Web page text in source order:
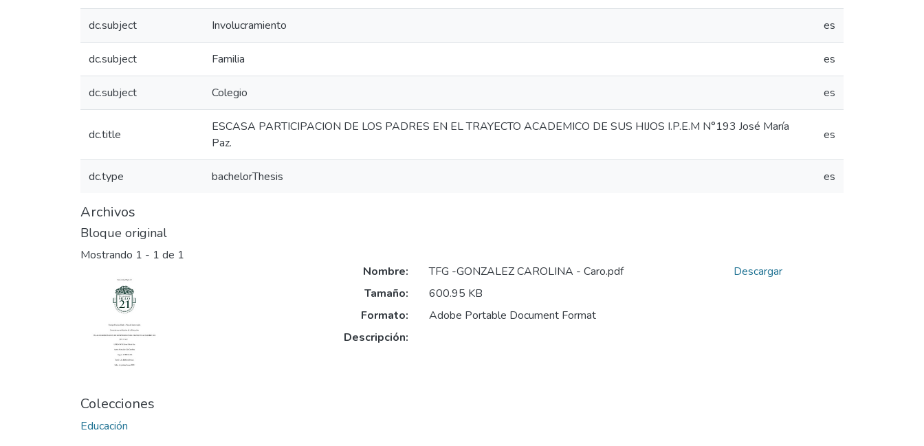
dc.subject Involucramiento es
dc.subject Familia es
dc.subject Colegio es
dc.title
ESCASA PARTICIPACION DE LOS PADRES EN EL TRAYECTO ACADEMICO DE SUS HIJOS I.P.E.M N°193 José María
Paz.
es
dc.type bachelorThesis es
Archivos
Bloque original
Mostrando 1 - 1 de 1
Nombre:
TFG -GONZALEZ CAROLINA - Caro.pdf
Tamaño:
600.95 KB
Formato:
Adobe Portable Document Format
Descripción:
Descargar
Colecciones
Educación